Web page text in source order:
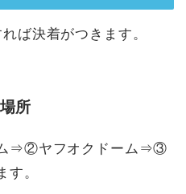
ば決着がつきます。
所
⇒②ヤフオクドーム⇒③
す。